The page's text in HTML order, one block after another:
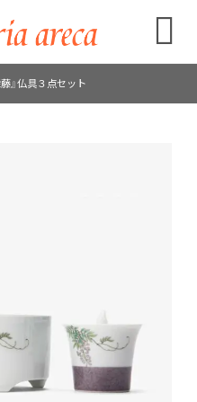

』仏具３点セット